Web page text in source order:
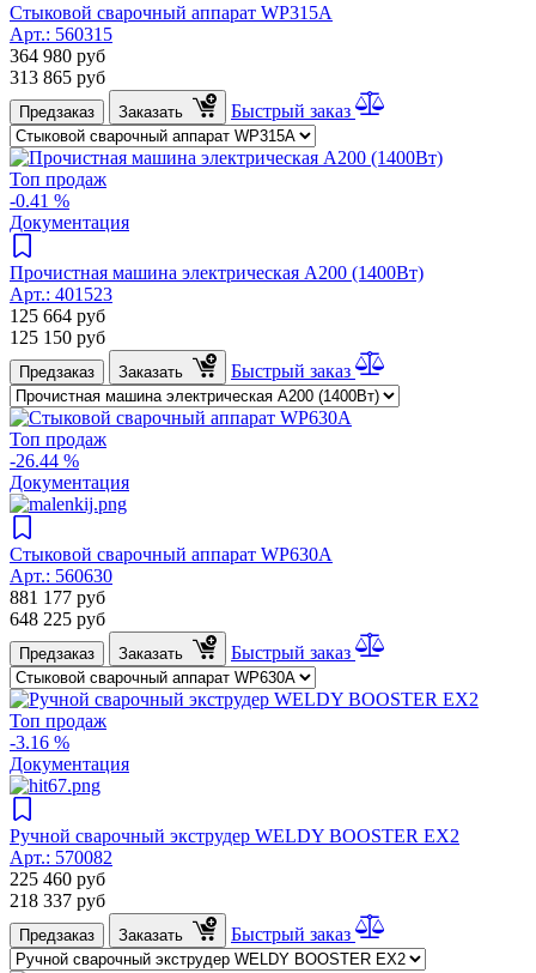
Стыковой сварочный аппарат WP315A
Арт.: 560315
364 980 руб
313 865 руб
Предзаказ Заказать Быстрый заказ
Топ продаж
-0.41 %
Документация
Прочистная машина электрическая A200 (1400Вт)
Арт.: 401523
125 664 руб
125 150 руб
Предзаказ Заказать Быстрый заказ
Топ продаж
-26.44 %
Документация
Стыковой сварочный аппарат WP630A
Арт.: 560630
881 177 руб
648 225 руб
Предзаказ Заказать Быстрый заказ
Топ продаж
-3.16 %
Документация
Ручной сварочный экструдер WELDY BOOSTER EX2
Арт.: 570082
225 460 руб
218 337 руб
Предзаказ Заказать Быстрый заказ